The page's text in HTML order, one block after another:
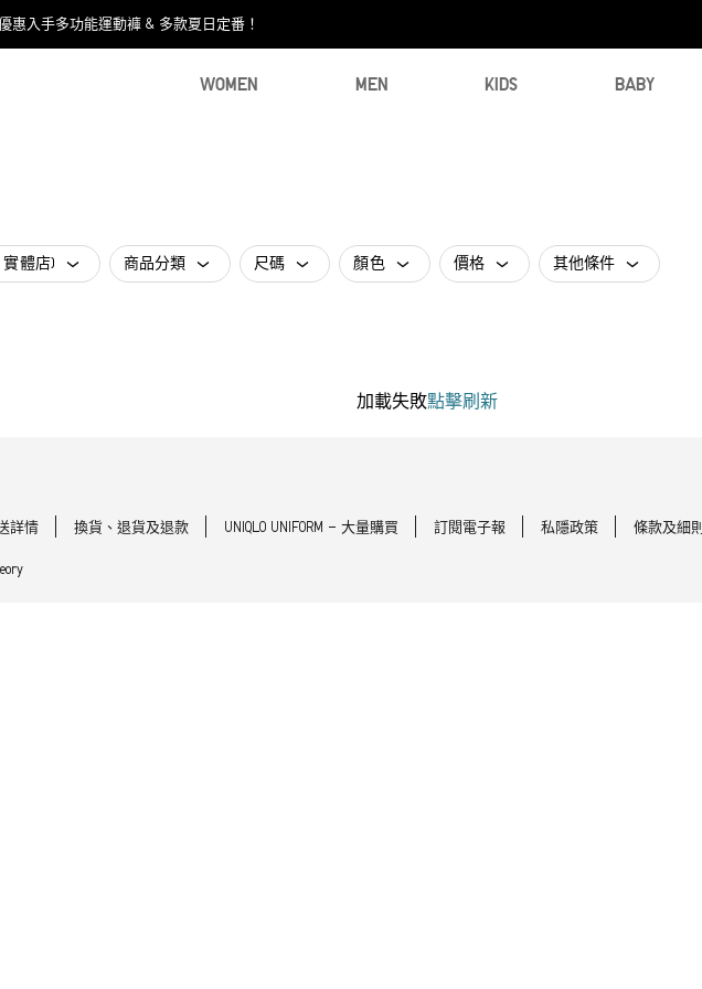
惠入手多功能運動褲 & 多款夏日定番！​
WOMEN MEN KIDS BABY
體店) 商品分類 尺碼 顏色 價格 其他條件
加載失敗點擊刷新
詳情 換貨、退貨及退款 UNIQLO UNIFORM - 大量購買 訂閱電子報 私隱政策 條款及細則